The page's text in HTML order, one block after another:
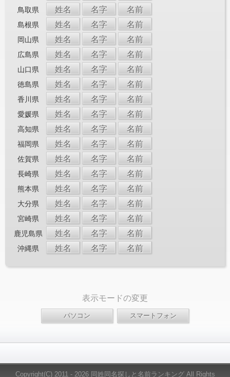
鳥取県 姓名 名字 名前
島根県 姓名 名字 名前
岡山県 姓名 名字 名前
広島県 姓名 名字 名前
山口県 姓名 名字 名前
徳島県 姓名 名字 名前
香川県 姓名 名字 名前
愛媛県 姓名 名字 名前
高知県 姓名 名字 名前
福岡県 姓名 名字 名前
佐賀県 姓名 名字 名前
長崎県 姓名 名字 名前
熊本県 姓名 名字 名前
大分県 姓名 名字 名前
宮崎県 姓名 名字 名前
鹿児島県 姓名 名字 名前
沖縄県 姓名 名字 名前
表示モードの変更
Copyright(C) 2011 - 2026 同姓同名探しと名前ランキング All Rights